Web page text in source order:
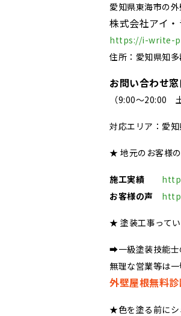
愛知県東海市の
株式会社アイ
https://i-write-
住所：愛知県知
お問い合わせ窓
（9:00～20:00
対応エリア：愛
★ 地元のお客様
施工実績
お客様の声
★ 塗装工事って
➡一級塗装技能士
無理な営業等は
外壁屋根無料
★色を塗る前に